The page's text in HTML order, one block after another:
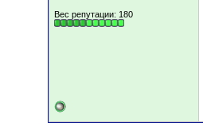
Вес репутации: 180